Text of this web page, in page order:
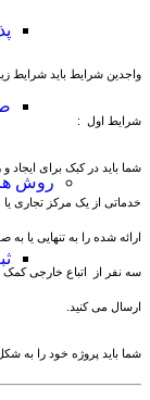
روش
واجدین شرایط باید شرایط
شرایط اول :
شما باید در کبک برای ایجاد
خدماتی از یک مرکز تجاری
ارائه شده را به تنهایی یا
سه نفر از اتباع خارجی کمک
ارسال می کنید. ​
شما باید پروژه خود را به